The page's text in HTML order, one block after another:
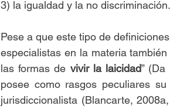
3) la igualdad y la no discriminación.
Pese a que este tipo de
especialistas en la materia
las formas de vivir la laicidad”
posee como rasgos peculiares
jurisdiccionalista (Blancarte,